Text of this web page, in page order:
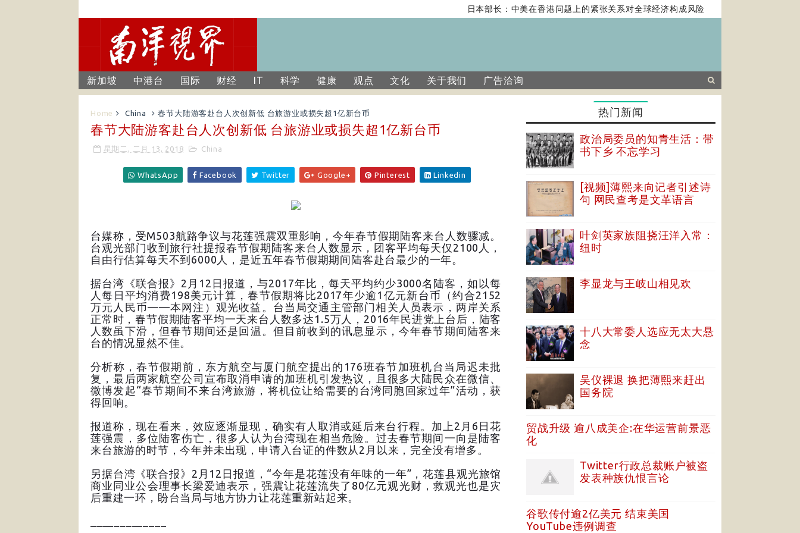
日本部长：中美在香港问题上的紧张关系对全球经济构成风险
新加坡 中港台 国际 财经 IT 科学 健康 观点 文化 关于我们 广告洽询
Home China 春节大陆游客赴台人次创新低 台旅游业或损失超1亿新台币
春节大陆游客赴台人次创新低 台旅游业或损失超1亿新台币
星期二, 二月 13, 2018 China
WhatsApp Facebook Twitter Google+ Pinterest Linkedin
台媒称，受M503航路争议与花莲强震双重影响，今年春节假期陆客来台人数骤减。
台观光部门收到旅行社提报春节假期陆客来台人数显示，团客平均每天仅2100人，
自由行估算每天不到6000人，是近五年春节假期期间陆客赴台最少的一年。
据台湾《联合报》2月12日报道，与2017年比，每天平均约少3000名陆客，如以每
人每日平均消费198美元计算，春节假期将比2017年少逾1亿元新台币（约合2152
万元人民币——本网注）观光收益。台当局交通主管部门相关人员表示，两岸关系
正常时，春节假期陆客平均一天来台人数多达1.5万人，2016年民进党上台后，陆客
人数虽下滑，但春节期间还是回温。但目前收到的讯息显示，今年春节期间陆客来
台的情况显然不佳。
分析称，春节假期前，东方航空与厦门航空提出的176班春节加班机台当局迟未批
复，最后两家航空公司宣布取消申请的加班机引发热议，且很多大陆民众在微信、
微博发起“春节期间不来台湾旅游，将机位让给需要的台湾同胞回家过年”活动，获
得回响。
报道称，现在看来，效应逐渐显现，确实有人取消或延后来台行程。加上2月6日花
莲强震，多位陆客伤亡，很多人认为台湾现在相当危险。过去春节期间一向是陆客
来台旅游的时节，今年并未出现，申请入台证的件数从2月以来，完全没有增多。
另据台湾《联合报》2月12日报道，“今年是花莲没有年味的一年”，花莲县观光旅馆
商业同业公会理事长梁爱迪表示，强震让花莲流失了80亿元观光财，救观光也是灾
后重建一环，盼台当局与地方协力让花莲重新站起来。
热门新闻
政治局委员的知青生活：带
书下乡 不忘学习
[视频]薄熙来向记者引述诗
句 网民查考是文革语言
叶剑英家族阻挠汪洋入常：
纽时
李显龙与王岐山相见欢
十八大常委人选应无太大悬
念
吴仪裸退 换把薄熙来赶出
国务院
贸战升级 逾八成美企:在华运营前景恶
化
Twitter行政总裁账户被盗
发表种族仇恨言论
谷歌传付逾2亿美元 结束美国
YouTube违例调查